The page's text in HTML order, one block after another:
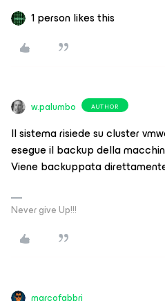
1 person likes this
w.palumbo AUTHOR
Il sistema risiede su cluster
esegue il backup della
Viene backuppata
Never give Up!!!